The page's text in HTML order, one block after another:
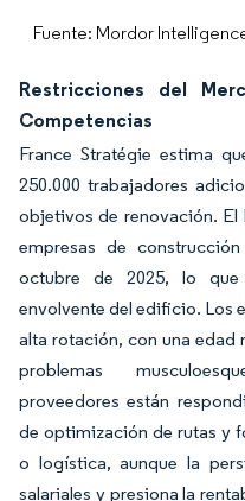
Fuente: Mordor
Restricciones del
Competencias
France Stratégie estima
250.000 trabajadores
objetivos de renovación. El
empresas de
octubre de 2025, lo
envolvente del edificio. Los
alta rotación, con una edad
problemas
proveedores están
de optimización de rutas y
o logística, aunque la
salariales y presiona la